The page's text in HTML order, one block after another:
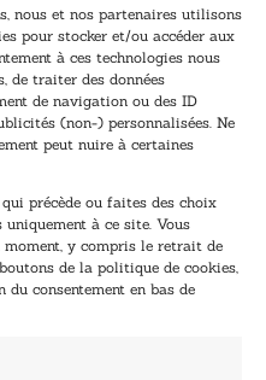
nous et nos partenaires utilisons
pour stocker et/ou accéder aux
à ces technologies nous
de traiter des données
de navigation ou des ID
(non-) personnalisées. Ne
peut nuire à certaines
précède ou faites des choix
à ce site. Vous
y compris le retrait de
de la politique de cookies,
du consentement en bas de
newsletter
et recevez nos
l
COURANT !